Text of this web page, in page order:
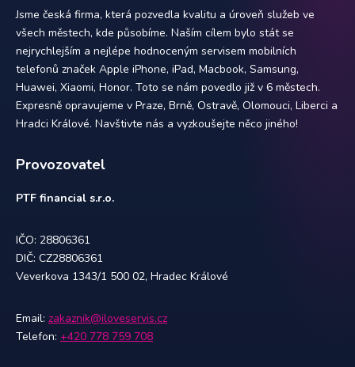
Jsme česká firma, která pozvedla kvalitu a úroveň služeb ve
všech městech, kde působíme. Naším cílem bylo stát se
nejrychlejším a nejlépe hodnoceným servisem mobilních
telefonů značek Apple iPhone, iPad, Macbook, Samsung,
Huawei, Xiaomi, Honor. Toto se nám povedlo již v 6 městech.
Expresně opravujeme v Praze, Brně, Ostravě, Olomouci, Liberci a
Hradci Králové. Navštivte nás a vyzkoušejte něco jiného!
Provozovatel
PTF financial s.r.o.
IČO: 28806361
DIČ: CZ28806361
Veverkova 1343/1 500 02, Hradec Králové
Email: zakaznik@iloveservis.cz
Telefon: +420 778 759 708